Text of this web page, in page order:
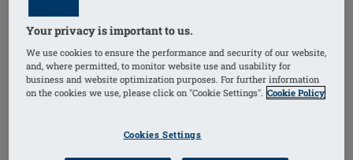
Your privacy is important to us.
We use cookies to ensure the performance and security of our website,
and, where permitted, to monitor website use and usability for
business and website optimization purposes. For further information
on the cookies we use, please click on "Cookie Settings". Cookie Policy
Cookies Settings